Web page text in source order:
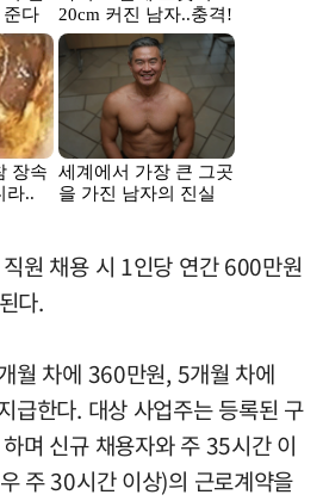
원 채용 시 1인당 연간 600만원
다.
월 차에 360만원, 5개월 차에
급한다. 대상 사업주는 등록된 구
며 신규 채용자와 주 35시간 이
주 30시간 이상)의 근로계약을